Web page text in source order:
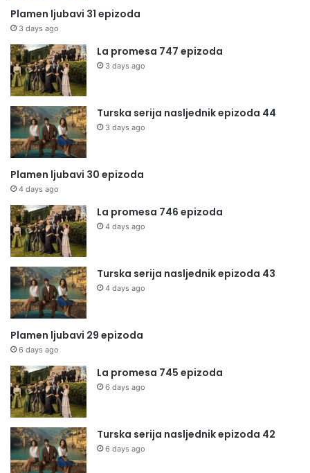
Plamen ljubavi 31 epizoda
3 days ago
La promesa 747 epizoda
3 days ago
Turska serija nasljednik epizoda 44
3 days ago
Plamen ljubavi 30 epizoda
4 days ago
La promesa 746 epizoda
4 days ago
Turska serija nasljednik epizoda 43
4 days ago
Plamen ljubavi 29 epizoda
6 days ago
La promesa 745 epizoda
6 days ago
Turska serija nasljednik epizoda 42
6 days ago